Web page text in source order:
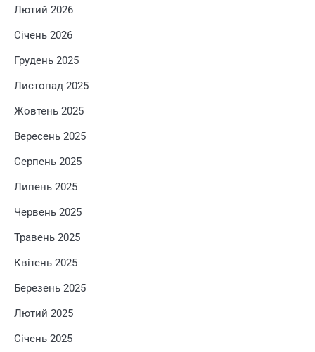
Лютий 2026
Січень 2026
Грудень 2025
Листопад 2025
Жовтень 2025
Вересень 2025
Серпень 2025
Липень 2025
Червень 2025
Травень 2025
Квітень 2025
Березень 2025
Лютий 2025
Січень 2025